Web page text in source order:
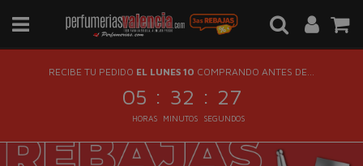
RECIBE TU PEDIDO EL LUNES 10 COMPRANDO ANTES DE...
05 : 32 : 27
HORAS MINUTOS SEGUNDOS